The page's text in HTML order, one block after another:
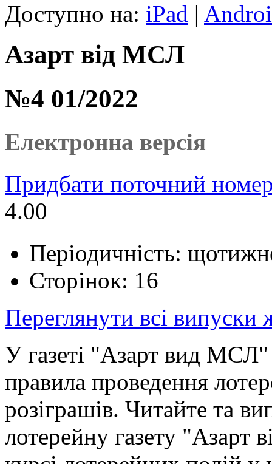
Доступно на: iPad |
Азарт від МСЛ
№4 01/2022
Електронна версія
Придбати поточний
4.00
Періодичність:
Сторінок: 16
Переглянути всі випуски
У газеті "Азарт вид МСЛ"
правила проведення
розіграшів. Читайте та
лотерейну газету "Азарт